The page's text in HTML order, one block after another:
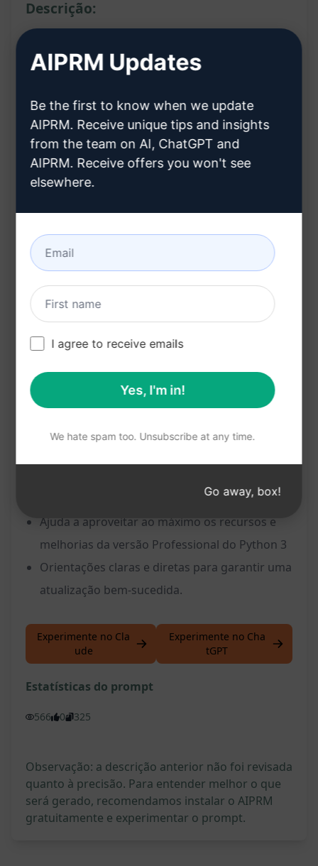
Descrição:
Descrição do Prompt:
usuários a atualizarem do Python 3.0 para o
Python 3 Professional. Ele fornece orientações
claras e diretas sobre o processo de atualização
do Python 3.0 para a versão Professional mais
Recursos:
Orientações passo a passo para atualizar do
Python 3.0 para o Python 3 Professional
Dicas úteis e práticas para garantir uma
Informações sobre novos recursos e
melhorias na versão Professional do Python 3
Benefícios:
Ajuda a aproveitar ao máximo os recursos e
melhorias da versão Professional do Python 3
Orientações claras e diretas para garantir uma
atualização bem-sucedida.
Experimente no Cla
ude
Experimente no Cha
tGPT
Estatísticas do prompt
566 0 325
Observação: a descrição anterior não foi revisada
quanto à precisão. Para entender melhor o que
será gerado, recomendamos instalar o AIPRM
gratuitamente e experimentar o prompt.
AIPRM Updates
Be the first to know when we update
AIPRM. Receive unique tips and insights
from the team on AI, ChatGPT and
AIPRM. Receive offers you won't see
elsewhere.
I agree to receive emails
Yes, I'm in!
We hate spam too. Unsubscribe at any time.
Go away, box!